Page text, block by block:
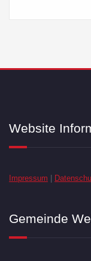
Website
Impressum
Gemeinde